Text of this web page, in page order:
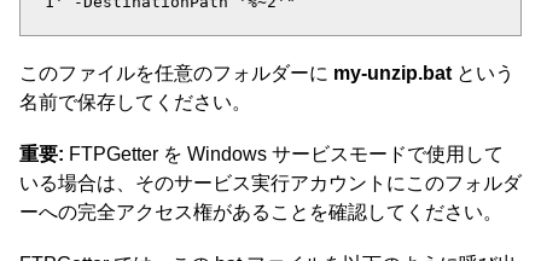
このファイルを任意のフォルダーに my-unzip.bat という
名前で保存してください。
重要: FTPGetter を Windows サービスモードで使用して
いる場合は、そのサービス実行アカウントにこのフォルダ
ーへの完全アクセス権があることを確認してください。